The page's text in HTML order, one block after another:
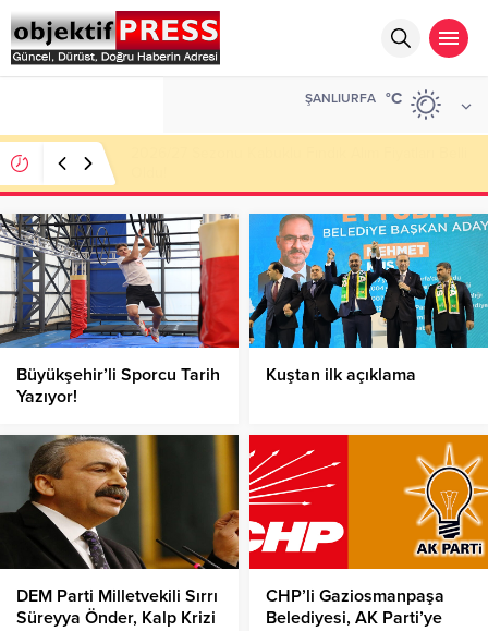
ŞANLIURFA °C
Büyükşehir’li Sporcu Tarih
Yazıyor!
Kuştan ilk açıklama
DEM Parti Milletvekili Sırrı
Süreyya Önder, Kalp Krizi
CHP’li Gaziosmanpaşa
Belediyesi, AK Parti’ye